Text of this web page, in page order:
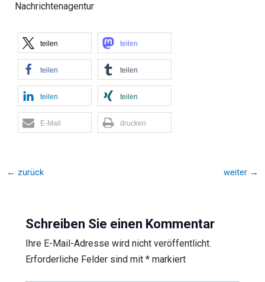
Nachrichtenagentur
teilen teilen
teilen teilen
teilen teilen
E-Mail drucken
← zurück weiter →
Schreiben Sie einen Kommentar
Ihre E-Mail-Adresse wird nicht veröffentlicht.
Erforderliche Felder sind mit *markiert